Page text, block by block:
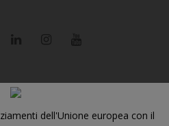
dell'Unione europea con il